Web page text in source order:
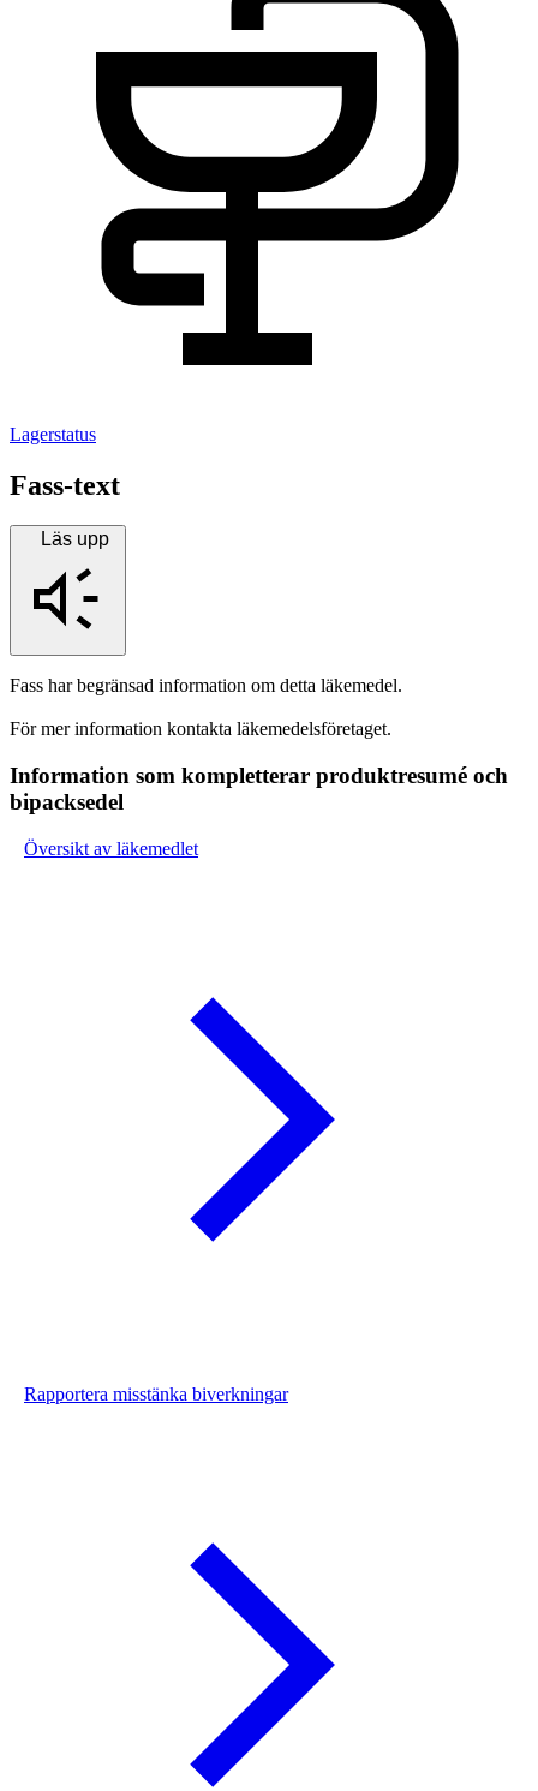
Lagerstatus
Fass-text
Läs upp
Fass har begränsad information om detta läkemedel.
För mer information kontakta läkemedelsföretaget.
Information som kompletterar produktresumé och
bipacksedel
Översikt av läkemedlet
Rapportera misstänka biverkningar